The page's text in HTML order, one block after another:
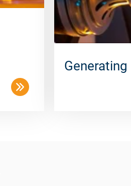
Generating